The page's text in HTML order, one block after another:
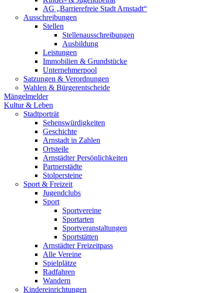
AG „Barrierefreie Stadt Arnstadt“
Ausschreibungen
Stellen
Stellenausschreibungen
Ausbildung
Leistungen
Immobilien & Grundstücke
Unternehmerpool
Satzungen & Verordnungen
Wahlen & Bürgerentscheide
Mängelmelder
Kultur & Leben
Stadtporträt
Sehenswürdigkeiten
Geschichte
Arnstadt in Zahlen
Ortsteile
Arnstädter Persönlichkeiten
Partnerstädte
Stolpersteine
Sport & Freizeit
Jugendclubs
Sport
Sportvereine
Sportarten
Sportveranstaltungen
Sportstätten
Arnstädter Freizeitpass
Alle Vereine
Spielplätze
Radfahren
Wandern
Kindereinrichtungen